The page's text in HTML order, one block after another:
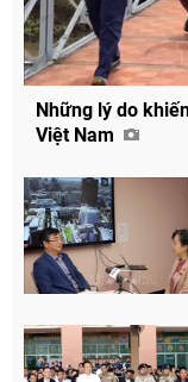
Những lý do
Việt Nam